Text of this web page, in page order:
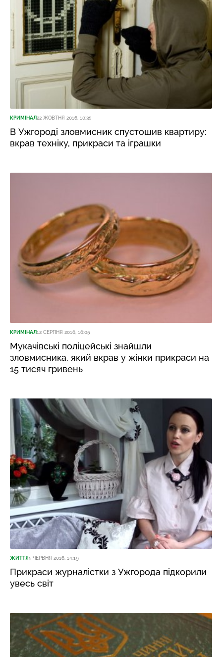
КРИМІНАЛ22 ЖОВТНЯ 2016, 10:35
В Ужгороді зловмисник спустошив квартиру:
вкрав техніку, прикраси та іграшки
КРИМІНАЛ12 СЕРПНЯ 2016, 16:05
Мукачівські поліцейські знайшли
зловмисника, який вкрав у жінки прикраси на
15 тисяч гривень
ЖИТТЯ5 ЧЕРВНЯ 2016, 14:19
Прикраси журналістки з Ужгорода підкорили
увесь світ